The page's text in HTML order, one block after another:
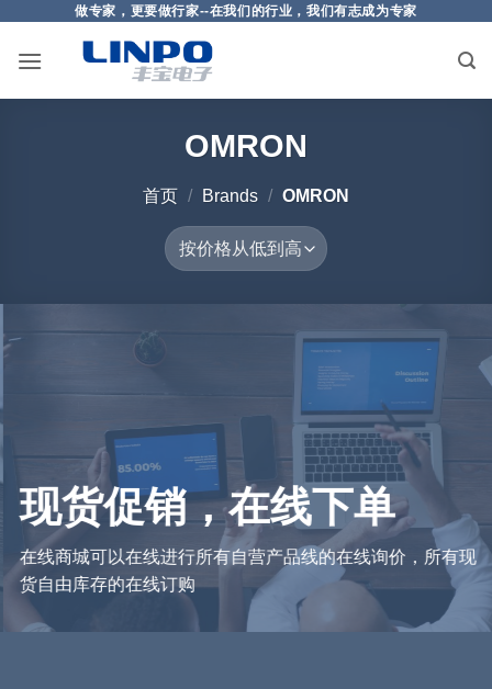
做专家，更要做行家--在我们的行业，我们有志成为专家
OMRON
首页 / Brands / OMRON
现货促销，在线下单
在线商城可以在线进行所有自营产品线的在线询价，所有现
货自由库存的在线订购